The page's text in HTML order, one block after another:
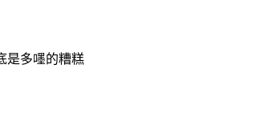
是多嚜的糟糕